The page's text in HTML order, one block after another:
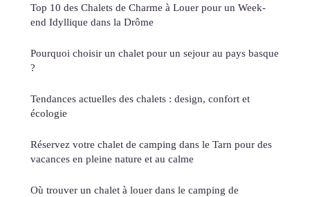
Top 10 des Chalets de Charme à Louer pour un Week-
end Idyllique dans la Drôme
Pourquoi choisir un chalet pour un sejour au pays basque
?
Tendances actuelles des chalets : design, confort et
écologie
Réservez votre chalet de camping dans le Tarn pour des
vacances en pleine nature et au calme
Où trouver un chalet à louer dans le camping de